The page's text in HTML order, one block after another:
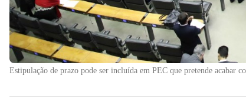
Estipulação de prazo pode ser incluída em PEC que pretende acabar